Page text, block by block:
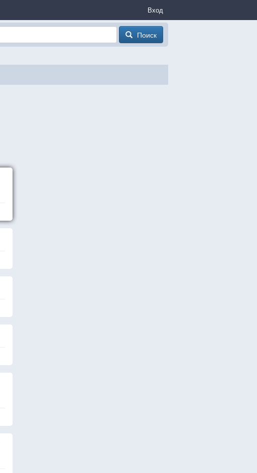
Вход
Поиск